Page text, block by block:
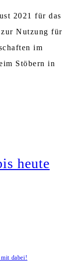
2021 für das
Nutzung für
im
Stöbern in
heute
dabei!